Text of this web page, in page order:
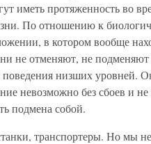
иметь протяженность во
По отношению к
в котором вообще
не отменяют, не подменяют
поведения низших уровней.
невозможно без сбоев и не
подмена собой.
транспор­теры. Но мы